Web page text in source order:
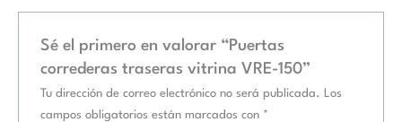
Sé el primero en valorar “Puertas
correderas traseras vitrina VRE-150”
Tu dirección de correo electrónico no será publicada.
Los
campos obligatorios están marcados con *